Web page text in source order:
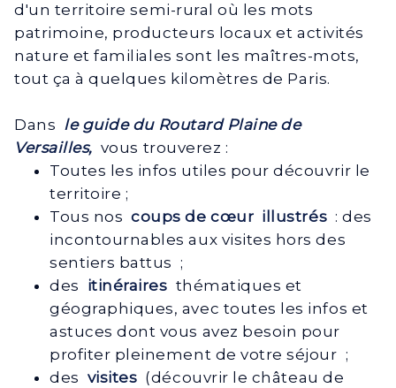
d'un territoire semi-rural où les mots
patrimoine, producteurs locaux et activités
nature et familiales sont les maîtres-mots,
tout ça à quelques kilomètres de Paris.
Dans le guide du Routard Plaine de
Versailles, vous trouverez :
Toutes les infos utiles pour découvrir le
territoire ;
Tous noscoups de cœur illustrés : des
incontournables aux visites hors des
sentiers battus ;
des itinéraires thématiques et
géographiques, avec toutes les infos et
astuces dont vous avez besoin pour
profiter pleinement de votre séjour ;
des visites (découvrir le château de